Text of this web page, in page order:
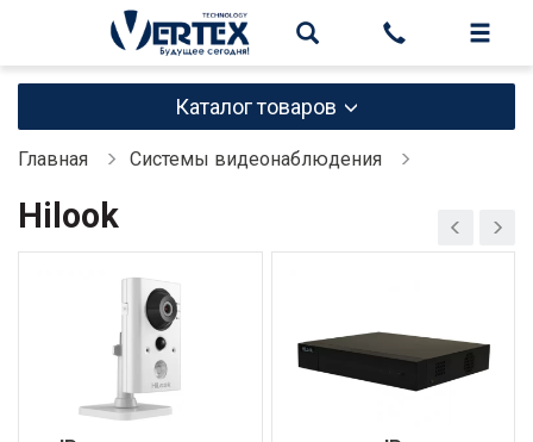
Каталог товаров
Главная Системы видеонаблюдения
Hilook